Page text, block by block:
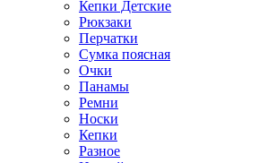
Кепки Детские
Рюкзаки
Перчатки
Сумка поясная
Очки
Панамы
Ремни
Носки
Кепки
Разное